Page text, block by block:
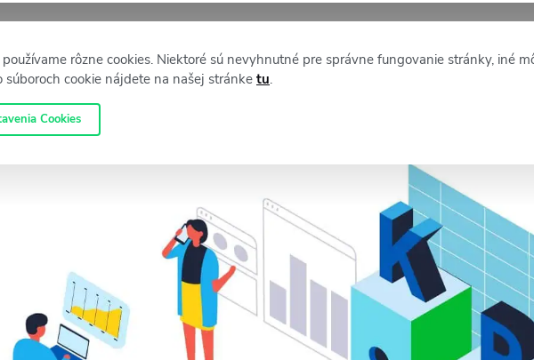
rôzne cookies. Niektoré sú nevyhnutné pre správne fungovanie stránky, iné
súboroch cookie nájdete na našej stránke tu.
Cookies